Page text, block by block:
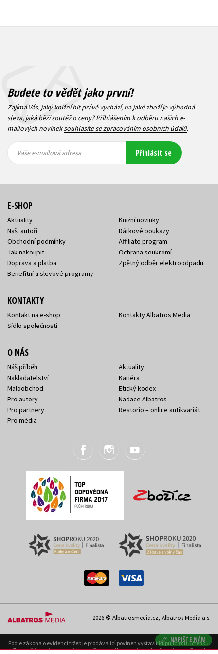
NAPIŠTE NÁM
Budete to vědět jako první!
Zajímá Vás, jaký knižní hit právě vychází, na jaké zboží je výhodná
sleva, jaká běží soutěž o ceny? Přihlášením k odběru našich e-
mailových novineksouhlasíte se zpracováním osobních údajů.
mailová
mailová
Vaše e-mailová adresa Přihlásit se
E-SHOP
Aktuality
Naši autoři
Obchodní podmínky
Jak nakoupit
Doprava a platba
Benefitní a slevové programy
Knižní novinky
Dárkové poukazy
Affiliate program
Ochrana soukromí
Zpětný odběr elektroodpadu
KONTAKTY
Kontakt na e-shop
Sídlo společnosti
Kontakty Albatros Media
O NÁS
Náš příběh
Nakladatelství
Maloobchod
Pro autory
Pro partnery
Pro média
Aktuality
Kariéra
Etický kodex
Nadace Albatros
Restorio – online antikvariát
2026 © Albatrosmedia.cz, Albatros Media a.s.
Podle zákona o evidenci tržeb je prodávající povinen vystavit kupujícímu účtenku.
Zároveň je povinen zaevidovat přijatou tržbu u správce daně on-line; v případě